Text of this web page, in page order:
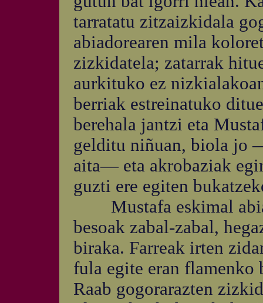
tarratatu zitzaizkidala
abiadorearen mila
zizkidatela; zatarrak
aurkituko ez
berriak estreinatuko
berehala jantzi eta
gelditu niñuan, biola jo
aita— eta akrobaziak
guzti ere egiten
Mustafa eskimal
besoak zabal-zabal,
biraka. Farreak irten
fula egite eran flamenko
Raab gogorarazten